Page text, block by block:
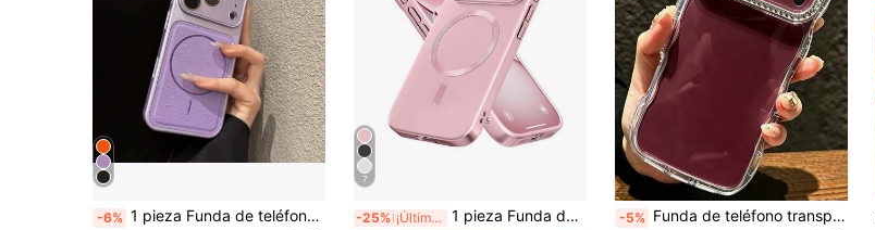
-6% 1 pieza Funda de teléfono de lujo con marco electrochapado, vidrio AG, protección de cámara, cuero con adsorción magnética, textura de cuero naranja, adsorción magnética, adecuada para iPhone 17 Pro Max, funda de teléfono minimalista y elegante anti-caídas compatible con iPhone 16 Pro, 15 Pro Max, 14, 13 con protección de lente integrada
7
-25% ¡Últimos 2 días 1 pieza Funda de teléfono suave metálica rosa, compatible con iPhone 17e/17, 17 Air, 17 Pro, 17 Pro Max, diseño ultrafino, resistente a arañazos, absorción de impactos, protección completa de la cámara, también compatible con iPhone 18pro/18promax/18/13, 11, 16 Pro Max, 15, 14, 12, 16e. Compatible con Samsung Galaxy S26Ultra/S26Plus/S26/S26Edge/S26Pro/S25Ultra/S25Plus/S25FE/A57/A37/A17/A56/A36/A26/A55/A35/A25/A15 -5% Funda de teléfono transparente de lujo con lente de marco de strass brillante y borde ondulado, compatible con iPhone 18 Pro Max 18 Pro 17 Pro Max 17 Pro 17 16 Pro Max 16 Pro 16 15 Pro Max 15 Pro 15 14 13, cubierta trasera a prueba de golpes de color caramelo lindo